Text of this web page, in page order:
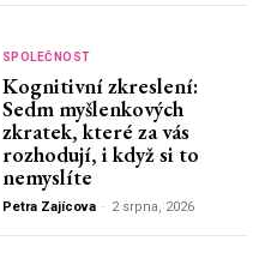
SPOLEČNOST
Kognitivní zkreslení:
Sedm myšlenkových
zkratek, které za vás
rozhodují, i když si to
nemyslíte
Petra Zajícova - 2 srpna, 2026